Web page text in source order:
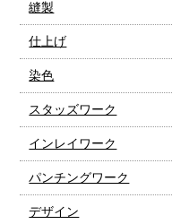
縫製
仕上げ
染色
スタッズワーク
インレイワーク
パンチングワーク
デザイン